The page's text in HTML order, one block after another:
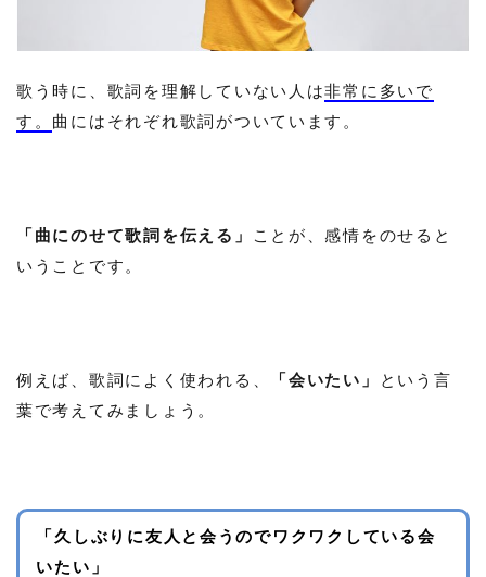
歌う時に、歌詞を理解していない人は非常に多いで
す。 曲にはそれぞれ歌詞がついています。
「曲にのせて歌詞を伝える」
ことが、感情をのせると
いうことです。
例えば、歌詞によく使われる、 「会いたい」
という言
葉で考えてみましょう。
「久しぶりに友人と会うのでワクワクしている会
いたい 」